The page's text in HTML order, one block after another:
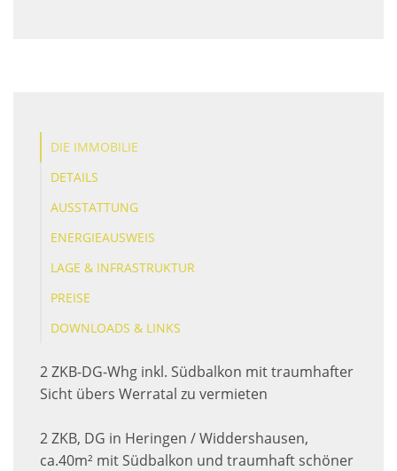
DIE IMMOBILIE
DETAILS
AUSSTATTUNG
ENERGIEAUSWEIS
LAGE & INFRASTRUKTUR
PREISE
DOWNLOADS & LINKS
2 ZKB-DG-Whg inkl. Südbalkon mit traumhafter
Sicht übers Werratal zu vermieten
2 ZKB, DG in Heringen / Widdershausen,
ca.40m² mit Südbalkon und traumhaft schöner